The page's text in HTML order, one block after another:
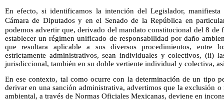
En efecto, si identificamos la intención del Legislador, manifiesta
Cámara de Diputados y en el Senado de la República en
podemos advertir que, derivado del mandato constitucional del 8 de
establecer un régimen unificado de responsabilidad por daño
que resultara aplicable a sus diversos procedimientos, entre
estrictamente administrativos, sean individuales y colectivos, (ii)
jurisdiccional, también en su doble vertiente individual y colectiva,
En ese contexto, tal como ocurre con la determinación de un tipo
derivar en una sanción administrativa, advertimos que la exclusión
ambiental, a través de Normas Oficiales Mexicanas, deviene en